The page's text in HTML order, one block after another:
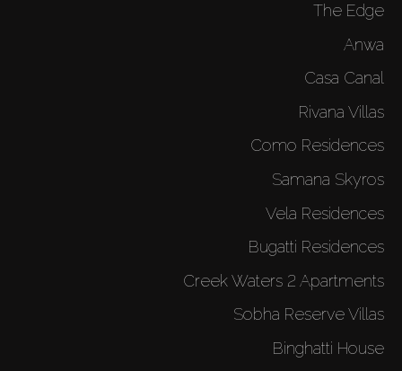
The Edge
Anwa
Casa Canal
Rivana Villas
Como Residences
Samana Skyros
Vela Residences
Bugatti Residences
Creek Waters 2 Apartments
Sobha Reserve Villas
Binghatti House